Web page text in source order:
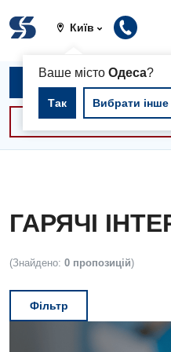
Київ
Ваше містоОдеса?
Так Вибрати інше
ГАРЯЧІ
(Знайдено: 0 пропозицій)
Фільтр